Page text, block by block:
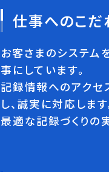
仕事へのこだ
お客さまのシステム
事にしています。
記録情報へのアクセ
し、誠実に対応します
最適な記録づくりの